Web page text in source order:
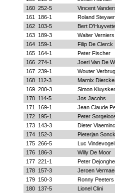
160 252-5
Vincent
161
186-1
Roland
162
103-5
Bert
163
189-3
Walter Verniers
164
159-1
Filip De Clerck
165
164-1
Peter Fischer
166 274-1
Joeri Van De
167 239-1
Wouter
168
112-3
Marnix
169 200-3
Simon
170
114-5
Jos Jacobs
171
169-1
Jean Claude
172
195-1
Peter
173
143-3
Dieter
174
152-3
Pieterjan Sonck
175 266-5
Luc Vindevogel
176
186-3
Willy De Moor
177 221-1
Peter Dejonghe
178
157-3
Jeroen
179
150-3
Ronny Peeters
180
137-5
Lionel Clini